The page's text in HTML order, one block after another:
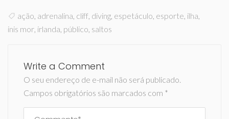
ação adrenalina cliff diving espetáculo esporte ilha
inis mor irlanda público saltos
Write a Comment
O seu endereço de e-mail não será publicado.
Campos obrigatórios são marcados com *